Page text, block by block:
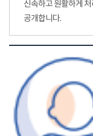
신속하고 원활하게
공개합니다.